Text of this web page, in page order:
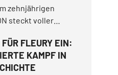
zehnjährigen
steckt voller
FLEURY EIN:
KAMPF IN